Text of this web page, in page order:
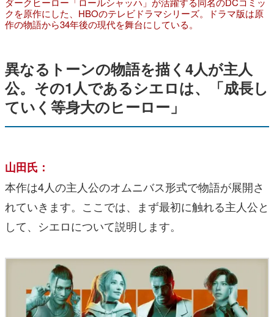
クを原作にした、HBOのテレビドラマシリーズ。ドラマ版は原
作の物語から34年後の現代を舞台にしている。
異なるトーンの物語を描く4人が主人
公。その1人であるシエロは、「成長し
ていく等身大のヒーロー」
山田氏：
本作は4人の主人公のオムニバス形式で物語が展開さ
れていきます。ここでは、まず最初に触れる主人公と
して、シエロについて説明します。